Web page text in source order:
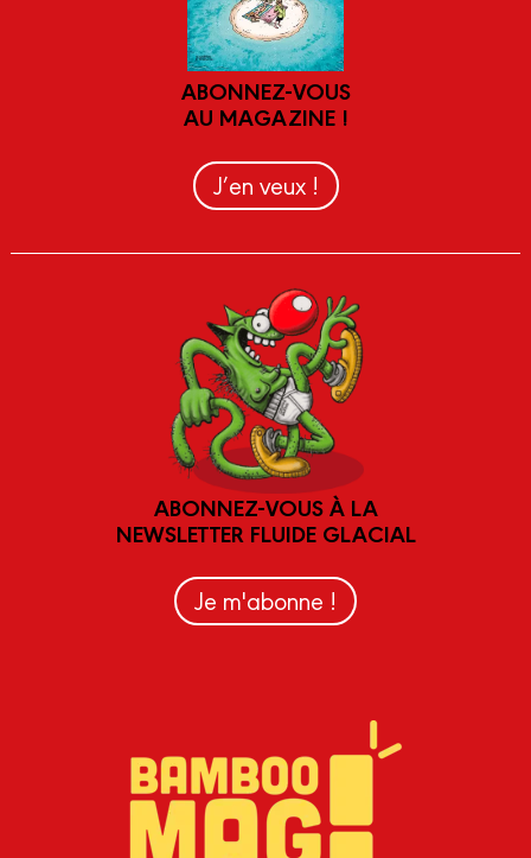
ABONNEZ-VOUS
AU MAGAZINE !
J’en veux !
ABONNEZ-VOUS À LA
NEWSLETTER FLUIDE GLACIAL
Je m'abonne !